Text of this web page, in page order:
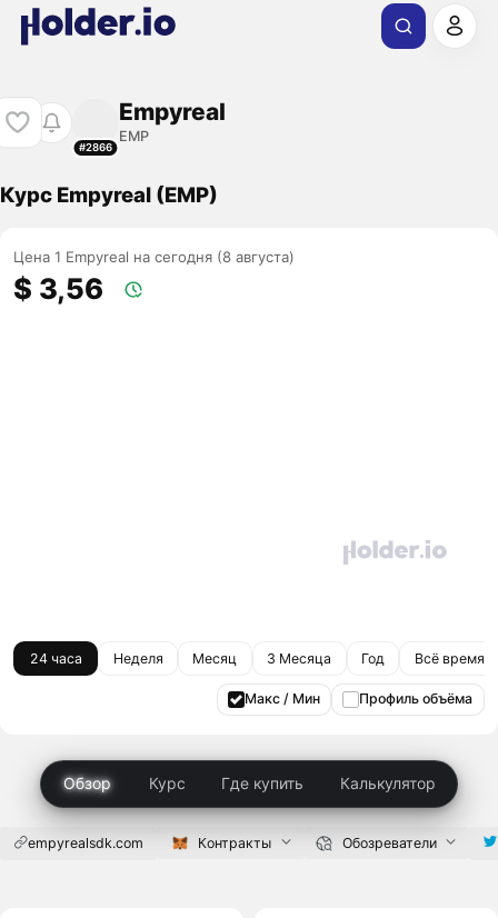
#2866
Empyreal
EMP
Курс Empyreal (EMP)
Цена 1 Empyreal на сегодня (8 августа)
$ 3,56
24 часа Неделя Месяц 3 Месяца Год Всё время
Макс / Мин Профиль объёма
Обзор Курс Где купить Калькулятор
empyrealsdk.com Контракты Обозреватели